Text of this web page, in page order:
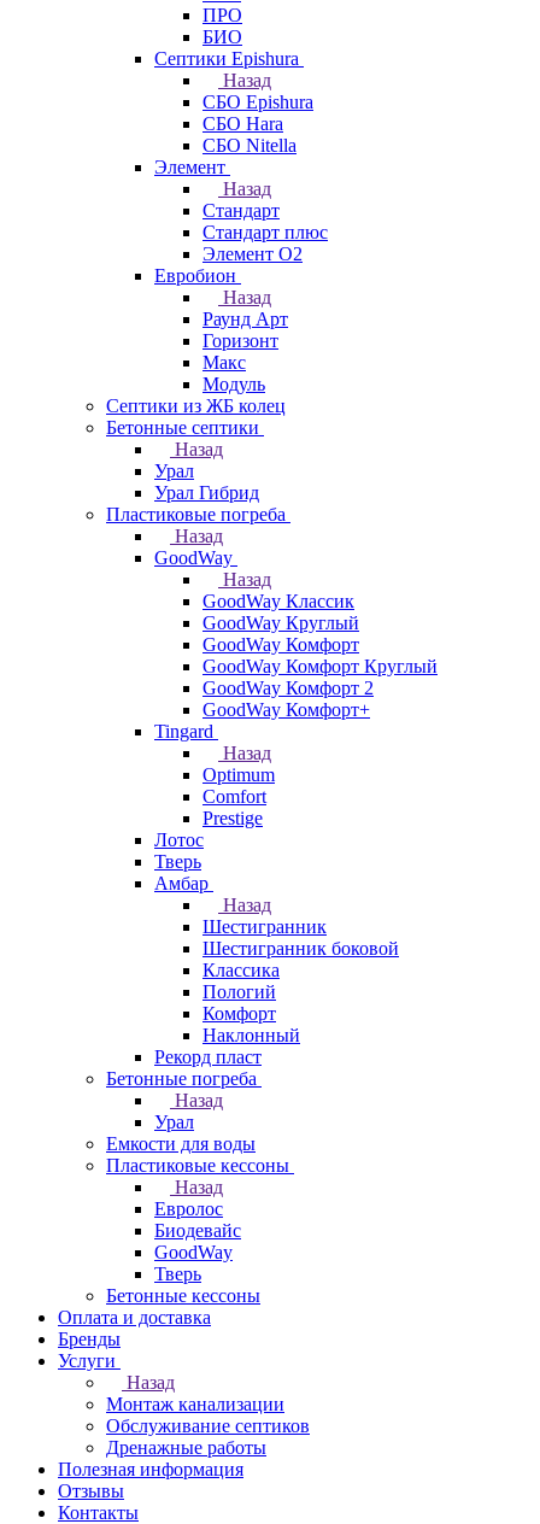
ПРО
БИО
Септики Epishura
Назад
СБО Epishura
СБО Hara
СБО Nitella
Элемент
Назад
Стандарт
Стандарт плюс
Элемент О2
Евробион
Назад
Раунд Арт
Горизонт
Макс
Модуль
Септики из ЖБ колец
Бетонные септики
Назад
Урал
Урал Гибрид
Пластиковые погреба
Назад
GoodWay
Назад
GoodWay Классик
GoodWay Круглый
GoodWay Комфорт
GoodWay Комфорт Круглый
GoodWay Комфорт 2
GoodWay Комфорт+
Tingard
Назад
Optimum
Comfort
Prestige
Лотос
Тверь
Амбар
Назад
Шестигранник
Шестигранник боковой
Классика
Пологий
Комфорт
Наклонный
Рекорд пласт
Бетонные погреба
Назад
Урал
Емкости для воды
Пластиковые кессоны
Назад
Евролос
Биодевайс
GoodWay
Тверь
Бетонные кессоны
Оплата и доставка
Бренды
Услуги
Назад
Монтаж канализации
Обслуживание септиков
Дренажные работы
Полезная информация
Отзывы
Контакты